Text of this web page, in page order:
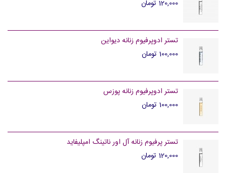
120,000 تومان
تستر ادوپرفیوم زنانه دیواین
100,000 تومان
تستر ادوپرفیوم زنانه پوزس
100,000 تومان
تستر پرفیوم زنانه آل اور ناتینگ امپلیفاید
120,000 تومان